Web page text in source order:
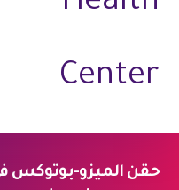
الرئيسية المدونة التجميل الغير جراحي